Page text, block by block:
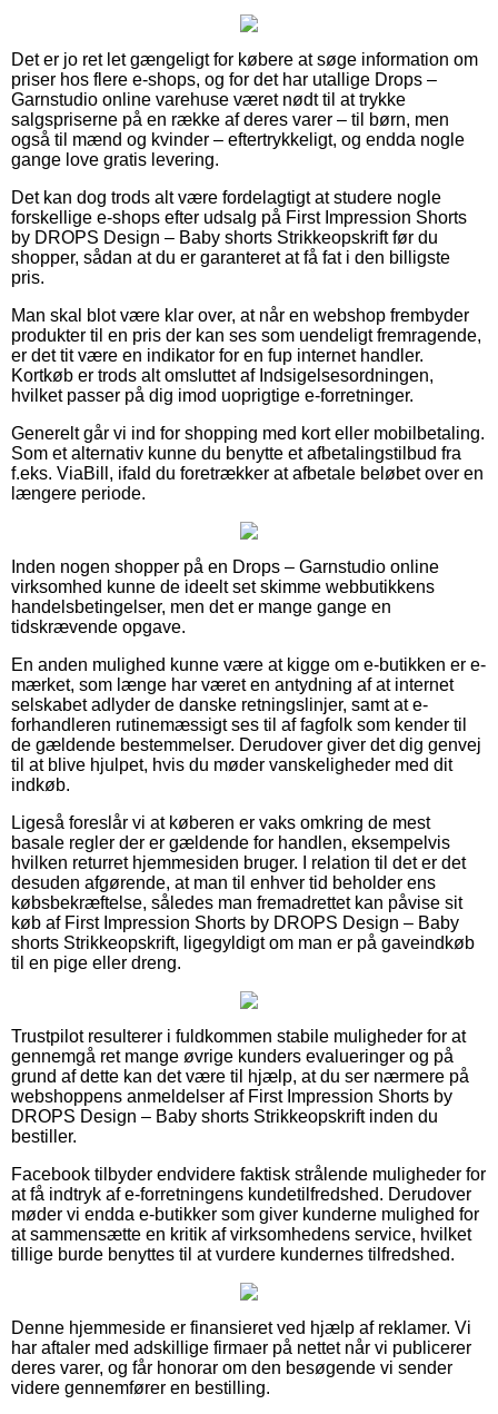
Det er jo ret let gængeligt for købere at søge information om
priser hos flere e-shops, og for det har utallige Drops –
Garnstudio online varehuse været nødt til at trykke
salgspriserne på en række af deres varer – til børn, men
også til mænd og kvinder – eftertrykkeligt, og endda nogle
gange love gratis levering.
Det kan dog trods alt være fordelagtigt at studere nogle
forskellige e-shops efter udsalg på First Impression Shorts
by DROPS Design – Baby shorts Strikkeopskrift før du
shopper, sådan at du er garanteret at få fat i den billigste
pris.
Man skal blot være klar over, at når en webshop frembyder
produkter til en pris der kan ses som uendeligt fremragende,
er det tit være en indikator for en fup internet handler.
Kortkøb er trods alt omsluttet af Indsigelsesordningen,
hvilket passer på dig imod uoprigtige e-forretninger.
Generelt går vi ind for shopping med kort eller mobilbetaling.
Som et alternativ kunne du benytte et afbetalingstilbud fra
f.eks. ViaBill, ifald du foretrækker at afbetale beløbet over en
længere periode.
Inden nogen shopper på en Drops – Garnstudio online
virksomhed kunne de ideelt set skimme webbutikkens
handelsbetingelser, men det er mange gange en
tidskrævende opgave.
En anden mulighed kunne være at kigge om e-butikken er e-
mærket, som længe har været en antydning af at internet
selskabet adlyder de danske retningslinjer, samt at e-
forhandleren rutinemæssigt ses til af fagfolk som kender til
de gældende bestemmelser. Derudover giver det dig genvej
til at blive hjulpet, hvis du møder vanskeligheder med dit
indkøb.
Ligeså foreslår vi at køberen er vaks omkring de mest
basale regler der er gældende for handlen, eksempelvis
hvilken returret hjemmesiden bruger. I relation til det er det
desuden afgørende, at man til enhver tid beholder ens
købsbekræftelse, således man fremadrettet kan påvise sit
køb af First Impression Shorts by DROPS Design – Baby
shorts Strikkeopskrift, ligegyldigt om man er på gaveindkøb
til en pige eller dreng.
Trustpilot resulterer i fuldkommen stabile muligheder for at
gennemgå ret mange øvrige kunders evalueringer og på
grund af dette kan det være til hjælp, at du ser nærmere på
webshoppens anmeldelser af First Impression Shorts by
DROPS Design – Baby shorts Strikkeopskrift inden du
bestiller.
Facebook tilbyder endvidere faktisk strålende muligheder for
at få indtryk af e-forretningens kundetilfredshed. Derudover
møder vi endda e-butikker som giver kunderne mulighed for
at sammensætte en kritik af virksomhedens service, hvilket
tillige burde benyttes til at vurdere kundernes tilfredshed.
Denne hjemmeside er finansieret ved hjælp af reklamer. Vi
har aftaler med adskillige firmaer på nettet når vi publicerer
deres varer, og får honorar om den besøgende vi sender
videre gennemfører en bestilling.